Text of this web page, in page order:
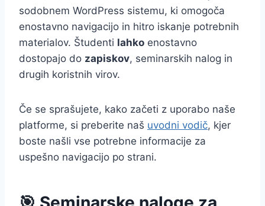
sodobnem WordPress sistemu, ki omogoča
enostavno navigacijo in hitro iskanje potrebnih
materialov. Študenti lahko enostavno
dostopajo do zapiskov, seminarskih nalog in
drugih koristnih virov.
Če se sprašujete, kako začeti z uporabo naše
platforme, si preberite naš uvodni vodič, kjer
boste našli vse potrebne informacije za
uspešno navigacijo po strani.